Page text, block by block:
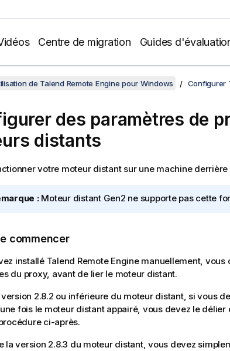
Centre de migration Guides
de Talend Remote Engine pour Windows Configurer
des paramètres de
distants
votre moteur distant sur une machine
: Moteur distant Gen2 ne supporte pas cette
commencer
installé Talend Remote Enginemanuellement, vous
du proxy, avant de lier le moteur distant.
version 2.8.2 ou inférieure du moteur distant, si vous
fois le moteur distant appairé, vous devez le délier
ci-après.
la version 2.8.3 du moteur distant, vous devez